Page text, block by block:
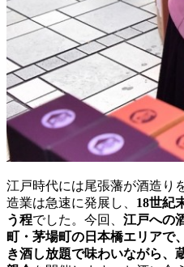
江戸時代には尾張藩が酒造り
造業は急速に発展し、 18世紀
う程でした。今回、 江戸への
町・茅場町の日本橋エリアで
き酒し放題で味わいながら、